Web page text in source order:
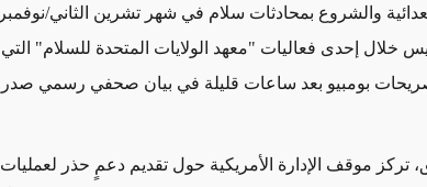
والشروع بمحادثات سلام في شهر تشرين الثاني/
خلال إحدى فعاليات "معهد الولايات المتحدة للسلام" التي
بومبيو بعد ساعات قليلة في بيان صحفي رسمي صدر
تركز موقف الإدارة الأمريكية حول تقديم دعمٍ حذر